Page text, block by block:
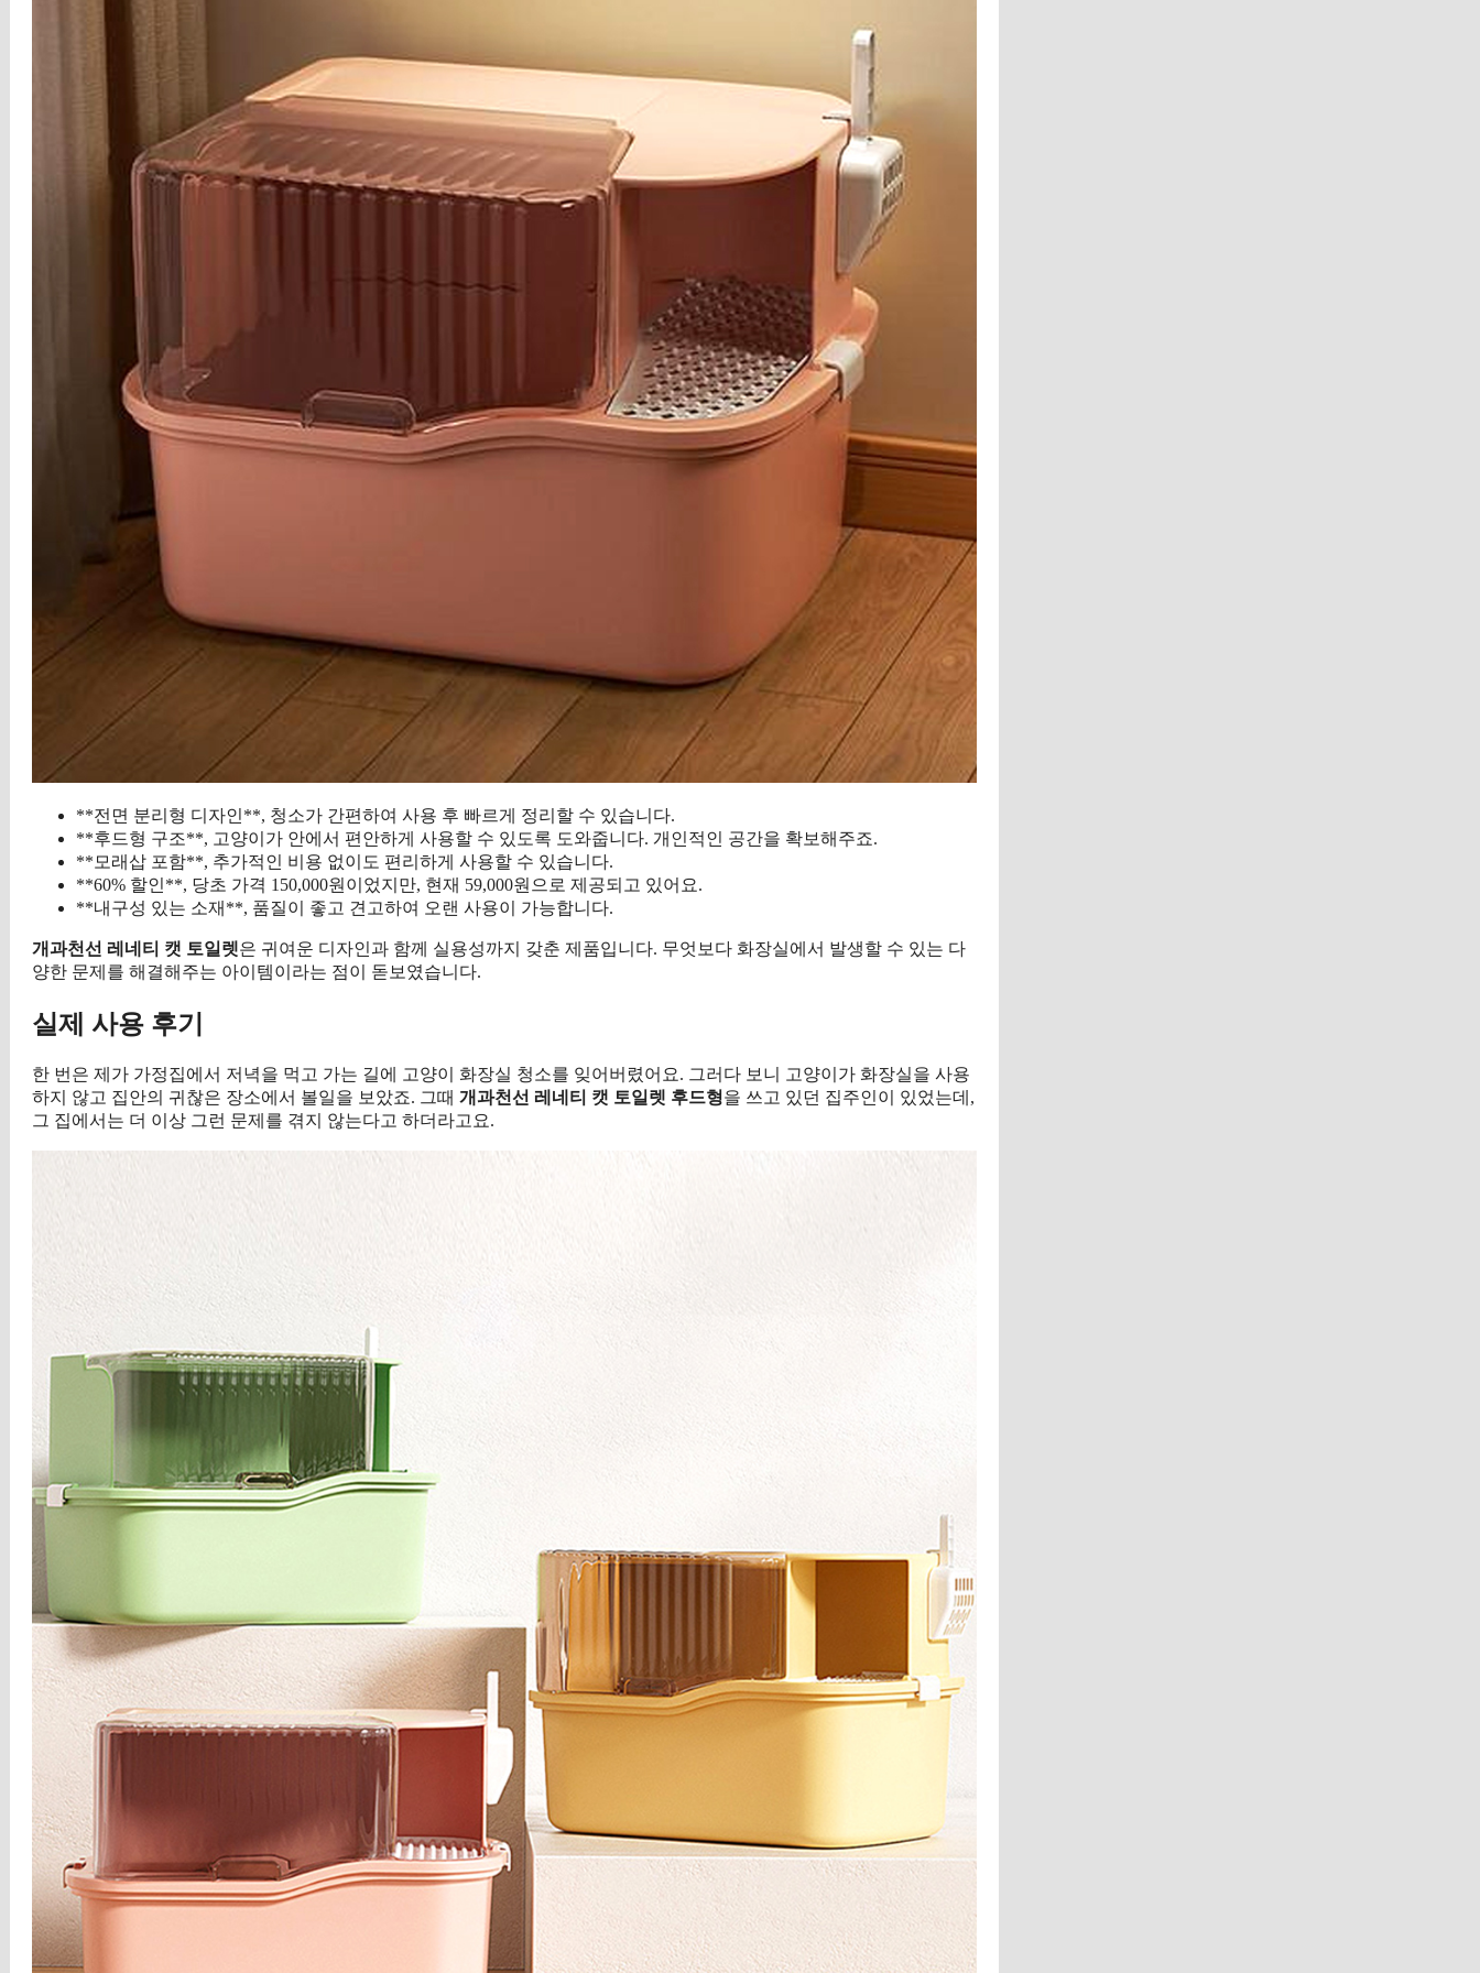
**전면 분리형 디자인**, 청소가 간편하여 사용 후 빠르게 정리할 수 있습니다.
**후드형 구조**, 고양이가 안에서 편안하게 사용할 수 있도록 도와줍니다. 개인적인 공간을 확보해주죠.
**모래삽 포함**, 추가적인 비용 없이도 편리하게 사용할 수 있습니다.
**60% 할인**, 당초 가격 150,000원이었지만, 현재 59,000원으로 제공되고 있어요.
**내구성 있는 소재**, 품질이 좋고 견고하여 오랜 사용이 가능합니다.
개과천선 레네티 캣 토일렛은 귀여운 디자인과 함께 실용성까지 갖춘 제품입니다. 무엇보다 화장실에서 발생할 수 있는 다
양한 문제를 해결해주는 아이템이라는 점이 돋보였습니다.
실제 사용 후기
한 번은 제가 가정집에서 저녁을 먹고 가는 길에 고양이 화장실 청소를 잊어버렸어요. 그러다 보니 고양이가 화장실을 사용
하지 않고 집안의 귀찮은 장소에서 볼일을 보았죠. 그때 개과천선 레네티 캣 토일렛 후드형을 쓰고 있던 집주인이 있었는데,
그 집에서는 더 이상 그런 문제를 겪지 않는다고 하더라고요.